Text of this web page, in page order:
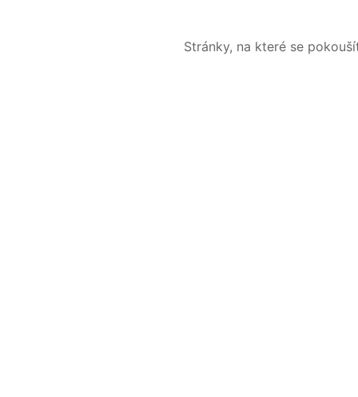
Stránky, na které se